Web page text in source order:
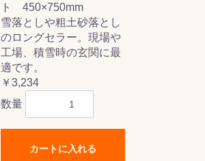
ト 450×750mm
雪落としや粗土砂落とし
のロングセラー。現場や
工場、積雪時の玄関に最
適です。
￥3,234
数量
カートに入れる